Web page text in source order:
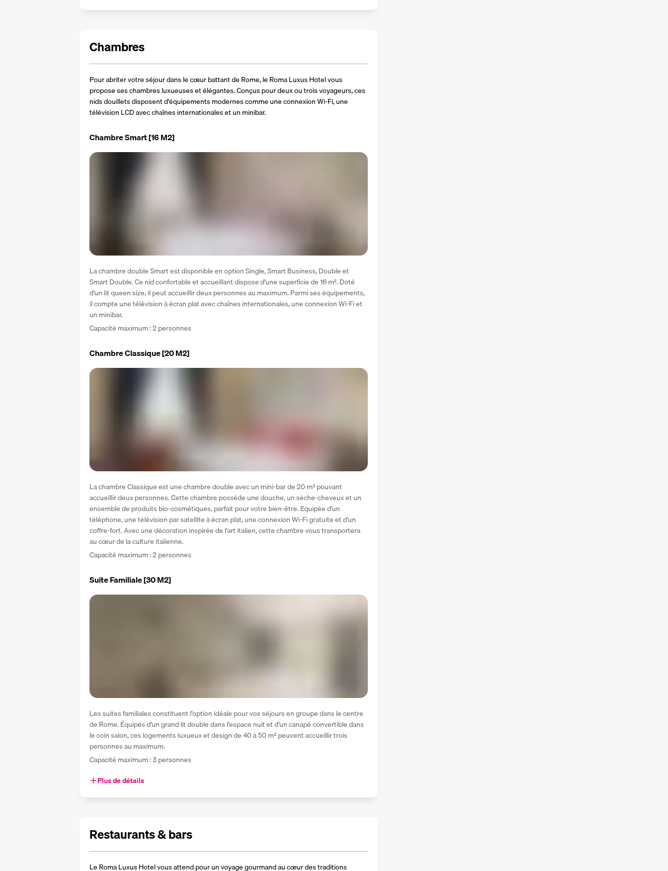
Chambres
Pour abriter votre séjour dans le cœur battant de Rome, le Roma Luxus Hotel vous
propose ses chambres luxueuses et élégantes. Conçus pour deux ou trois voyageurs, ces
nids douillets disposent d'équipements modernes comme une connexion Wi-Fi, une
télévision LCD avec chaînes internationales et un minibar.
Chambre Smart[16 M2]
La chambre double Smart est disponible en option Single, Smart Business, Double et
Smart Double. Ce nid confortable et accueillant dispose d'une superficie de 16 m². Doté
d'un lit queen size, il peut accueillir deux personnes au maximum. Parmi ses équipements,
il compte une télévision à écran plat avec chaînes internationales, une connexion Wi-Fi et
un minibar.
Capacité maximum : 2 personnes
Chambre Classique[20 M2]
La chambre Classique est une chambre double avec un mini-bar de 20 m² pouvant
accueillir deux personnes. Cette chambre possède une douche, un sèche-cheveux et un
ensemble de produits bio-cosmétiques, parfait pour votre bien-être. Equipée d'un
téléphone, une télévision par satellite à écran plat, une connexion Wi-Fi gratuite et d'un
coffre-fort. Avec une décoration inspirée de l'art italien, cette chambre vous transportera
au cœur de la culture italienne.
Capacité maximum : 2 personnes
Suite Familiale[30 M2]
Les suites familiales constituent l'option idéale pour vos séjours en groupe dans le centre
de Rome. Équipés d'un grand lit double dans l'espace nuit et d'un canapé convertible dans
le coin salon, ces logements luxueux et design de 40 à 50 m² peuvent accueillir trois
personnes au maximum.
Capacité maximum : 3 personnes
Plus de détails
Restaurants & bars
Le Roma Luxus Hotel vous attend pour un voyage gourmand au cœur des traditions